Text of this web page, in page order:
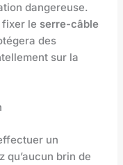
dangereuse.
le serre-câble
des
sur la
un
brin de